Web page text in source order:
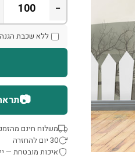
−
ללא שכבת הגנה
📷
משלוח חינם מהזמנות
30 יום להחזרה
איכות מובטחת —